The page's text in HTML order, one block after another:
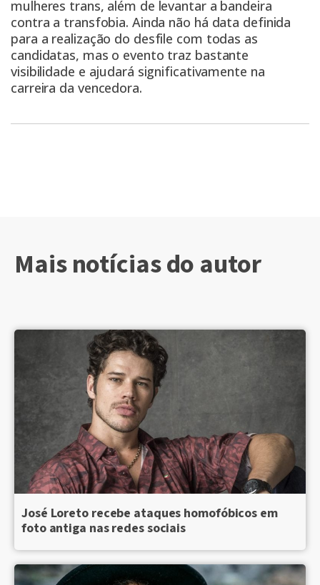
mulheres trans, além de levantar a bandeira
contra a transfobia. Ainda não há data definida
para a realização do desfile com todas as
candidatas, mas o evento traz bastante
visibilidade e ajudará significativamente na
carreira da vencedora.
Mais notícias do autor
José Loreto recebe ataques homofóbicos em
foto antiga nas redes sociais